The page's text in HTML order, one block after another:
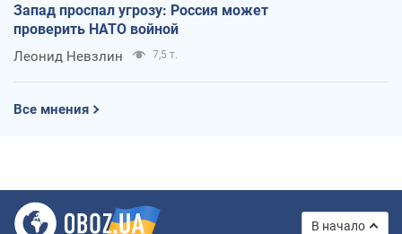
Запад проспал угрозу: Россия может
проверить НАТО войной
Леонид Невзлин 7,5 т.
Все мнения
В начало